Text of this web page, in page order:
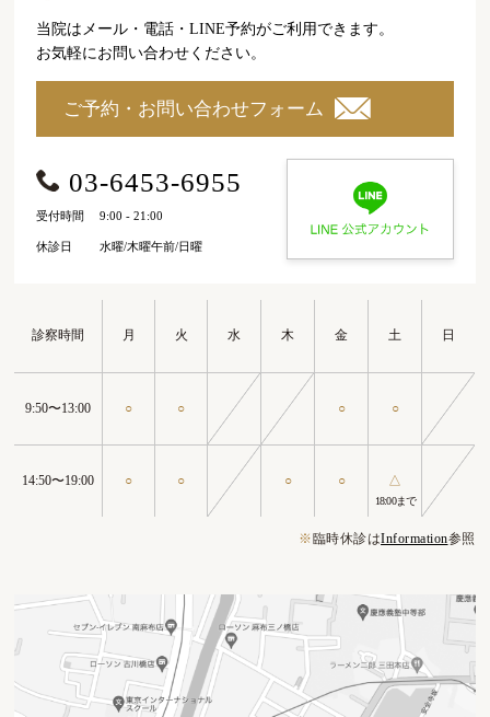
診察時間 月 火 水 木 金 土 日
9:50〜13:00 ○ ○ ○ ○
14:50〜19:00 ○ ○ ○ ○ △
18:00まで
※臨時休診はInformation参照
当院はメール・電話・LINE予約がご利用できます。
お気軽にお問い合わせください。
ご予約・お問い合わせフォーム
03-6453-6955
受付時間 9:00 - 21:00
休診日 水曜/木曜午前/日曜